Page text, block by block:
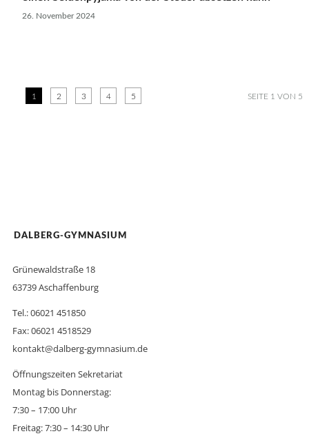
26. November 2024
SEITE 1 VON 5
1 2 3 4 5
DALBERG-GYMNASIUM
Grünewaldstraße 18
63739 Aschaffenburg
Tel.: 06021 451850
Fax: 06021 4518529
kontakt@dalberg-gymnasium.de
Öffnungszeiten Sekretariat
Montag bis Donnerstag:
7:30 – 17:00 Uhr
Freitag: 7:30 – 14:30 Uhr